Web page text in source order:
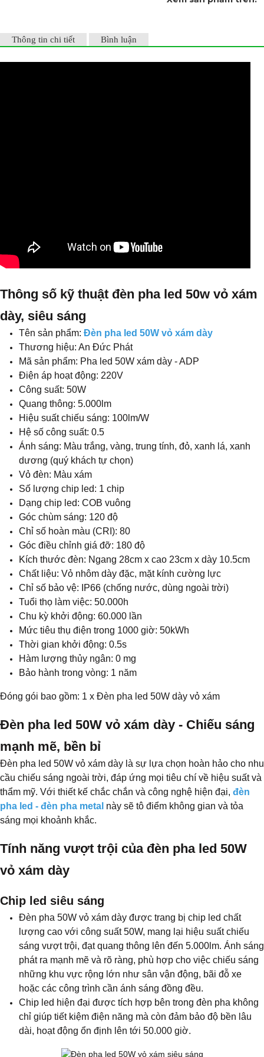
Tuổi thọ làm
việc: 50.000h
Thông tin chi tiết Bình luận
Thông số kỹ thuật đèn pha led 50w vỏ xám
dày, siêu sáng
Tên sản phẩm: Đèn pha led 50W vỏ xám dày
Thương hiệu: An Đức Phát
Mã sản phẩm: Pha led 50W xám dày - ADP
Điện áp hoạt động: 220V
Công suất: 50W
Quang thông: 5.000lm
Hiệu suất chiếu sáng: 100lm/W
Hệ số công suất: 0.5
Ánh sáng: Màu trắng, vàng, trung tính, đỏ, xanh lá, xanh
dương (quý khách tự chọn)
Vỏ đèn: Màu xám
Số lượng chip led: 1 chip
Dạng chip led: COB vuông
Góc chùm sáng: 120 độ
Chỉ số hoàn màu (CRI): 80
Góc điều chỉnh giá đỡ: 180 độ
Kích thước đèn: Ngang 28cm x cao 23cm x dày 10.5cm
Chất liệu: Vỏ nhôm dày đặc, mặt kính cường lực
Chỉ số bảo vệ: IP66 (chống nước, dùng ngoài trời)
Tuổi thọ làm việc: 50.000h
Chu kỳ khởi động: 60.000 lần
Mức tiêu thụ điện trong 1000 giờ: 50kWh
Thời gian khởi động: 0.5s
Hàm lượng thủy ngân: 0 mg
Bảo hành trong vòng: 1 năm
​Đóng gói bao gồm: 1 x Đèn pha led 50W dày vỏ xám
Đèn pha led 50W vỏ xám dày - Chiếu sáng
mạnh mẽ, bền bỉ
Đèn pha led 50W vỏ xám dày là sự lựa chọn hoàn hảo cho nhu
cầu chiếu sáng ngoài trời, đáp ứng mọi tiêu chí về hiệu suất và
thẩm mỹ. Với thiết kế chắc chắn và công nghệ hiện đại, đèn
pha led - đèn pha metal này sẽ tô điểm không gian và tỏa
sáng mọi khoảnh khắc.
Tính năng vượt trội của đèn pha led 50W
vỏ xám dày
Chip led siêu sáng
Đèn pha 50W vỏ xám dày được trang bị chip led chất
lượng cao với công suất 50W, mang lại hiệu suất chiếu
sáng vượt trội, đạt quang thông lên đến 5.000lm. Ánh sáng
phát ra mạnh mẽ và rõ ràng, phù hợp cho việc chiếu sáng
những khu vực rộng lớn như sân vận động, bãi đỗ xe
hoặc các công trình cần ánh sáng đồng đều.
Chip led hiện đại được tích hợp bên trong đèn pha không
chỉ giúp tiết kiệm điện năng mà còn đảm bảo độ bền lâu
dài, hoạt động ổn định lên tới 50.000 giờ.